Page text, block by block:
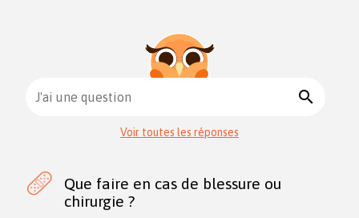
J'ai une question search
Voir toutes les réponses
Que faire en cas de blessure ou
chirurgie ?